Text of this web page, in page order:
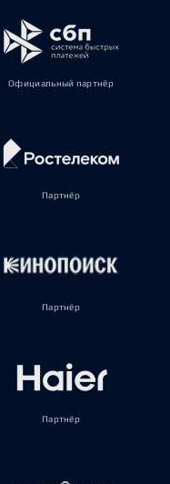
Официальный партнёр
Партнёр
Партнёр
Партнёр